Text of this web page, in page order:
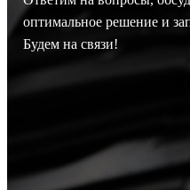
оптимальное решение и
Будем на связи!